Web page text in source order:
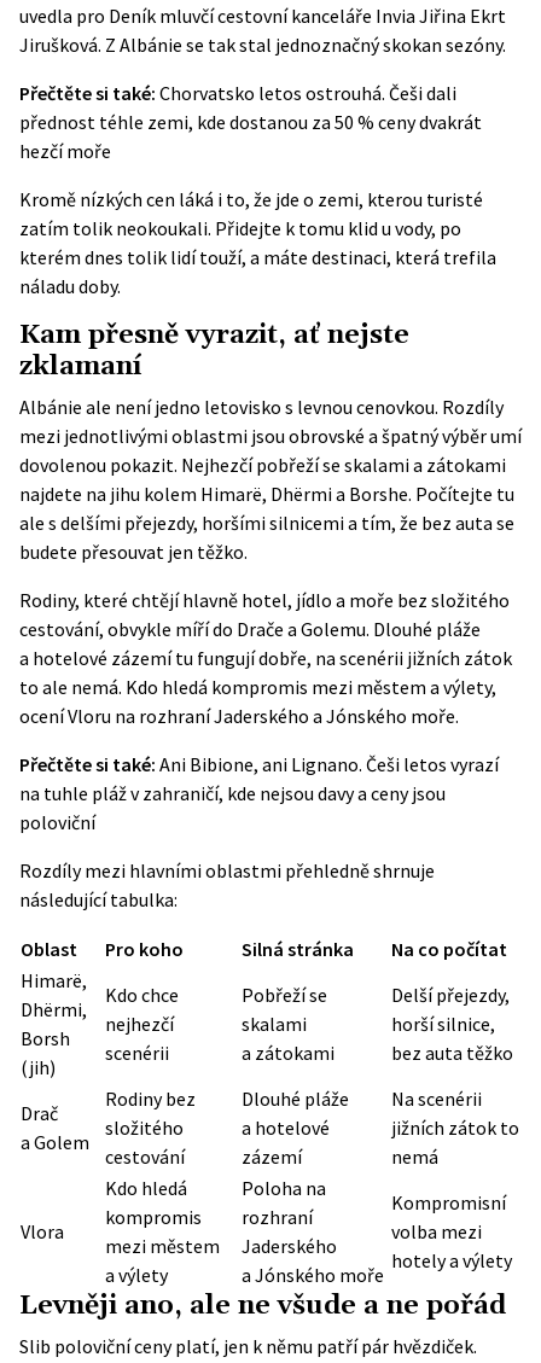
uvedla pro Deník mluvčí cestovní kanceláře Invia Jiřina Ekrt
Jirušková. Z Albánie se tak stal jednoznačný skokan sezóny.
Přečtěte si také: Chorvatsko letos ostrouhá. Češi dali
přednost téhle zemi, kde dostanou za 50 % ceny dvakrát
hezčí moře
Kromě nízkých cen láká i to, že jde o zemi, kterou turisté
zatím tolik neokoukali. Přidejte k tomu klid u vody, po
kterém dnes tolik lidí touží, a máte destinaci, která trefila
náladu doby.
Kam přesně vyrazit, ať nejste
zklamaní
Albánie ale není jedno letovisko s levnou cenovkou. Rozdíly
mezi jednotlivými oblastmi jsou obrovské a špatný výběr umí
dovolenou pokazit. Nejhezčí pobřeží se skalami a zátokami
najdete na jihu kolem Himarë, Dhërmi a Borshe. Počítejte tu
ale s delšími přejezdy, horšími silnicemi a tím, že bez auta se
budete přesouvat jen těžko.
Rodiny, které chtějí hlavně hotel, jídlo a moře bez složitého
cestování, obvykle míří do Drače a Golemu. Dlouhé pláže
a hotelové zázemí tu fungují dobře, na scenérii jižních zátok
to ale nemá. Kdo hledá kompromis mezi městem a výlety,
ocení Vloru na rozhraní Jaderského a Jónského moře.
Přečtěte si také: Ani Bibione, ani Lignano. Češi letos vyrazí
na tuhle pláž v zahraničí, kde nejsou davy a ceny jsou
poloviční
Rozdíly mezi hlavními oblastmi přehledně shrnuje
následující tabulka:
Oblast Pro koho Silná stránka
Na co počítat
Himarë,
Dhërmi,
Borsh
(jih)
Kdo chce
nejhezčí
scenérii
Pobřeží se
skalami
a zátokami
Delší přejezdy,
horší silnice,
bez auta těžko
Drač
a Golem
Rodiny bez
složitého
cestování
Dlouhé pláže
a hotelové
zázemí
Na scenérii
jižních zátok to
nemá
Vlora
Kdo hledá
kompromis
mezi městem
a výlety
Poloha na
rozhraní
Jaderského
a Jónského moře
Kompromisní
volba mezi
hotely a výlety
Levněji ano, ale ne všude a ne pořád
Slib poloviční ceny platí, jen k němu patří pár hvězdiček.